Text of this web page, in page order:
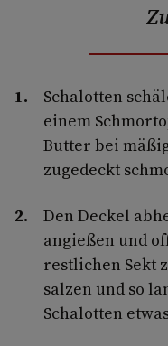
Schalotten
einem
Butter bei
zugedeckt
Den Deckel
angießen und
restlichen Sekt
salzen und so
Schalotten